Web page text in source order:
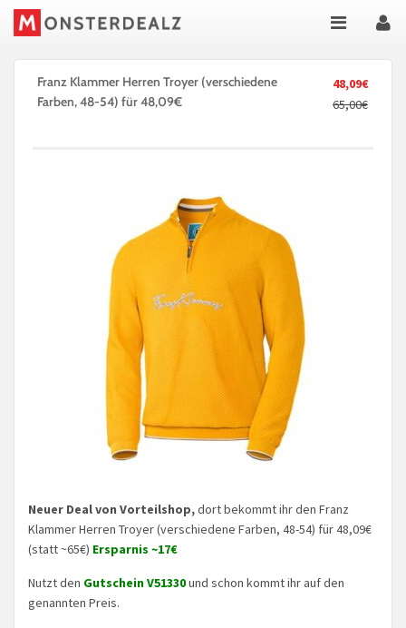
48,09€
65,00€
Franz Klammer Herren Troyer (verschiedene
Farben, 48-54) für 48,09€
Neuer Deal von Vorteilshop,dort bekommt ihr den Franz
Klammer Herren Troyer (verschiedene Farben, 48-54) für 48,09€
(statt ~65€) Ersparnis ~17€
Nutzt den Gutschein V51330und schon kommt ihr auf den
genannten Preis.